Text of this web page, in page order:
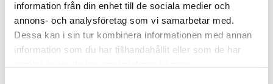
information från din enhet till de sociala medier och
annons- och analysföretag som vi samarbetar med.
Dessa kan i sin tur kombinera informationen med annan
information som du har tillhandahållit eller som de har
av 5
Elin Jørgensen– 2 augusti, 2026
Så smuk og skøn
Tyckte du att denna recension var